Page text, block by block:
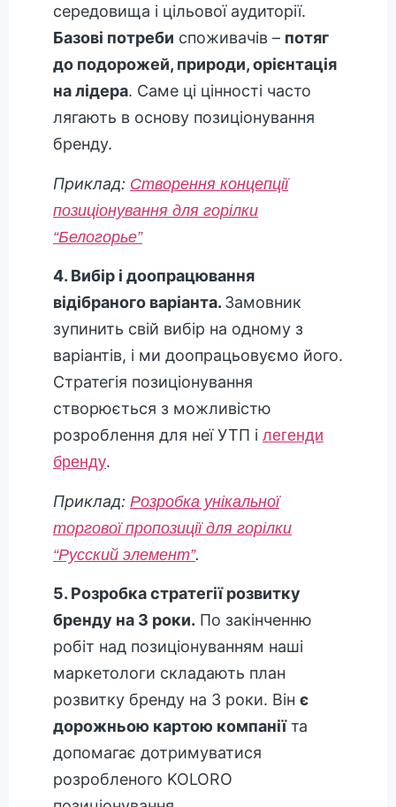
середовища і цільової аудиторії.
Базові потреби споживачів – потяг
до подорожей, природи, орієнтація
на лідера. Саме ці цінності часто
лягають в основу позиціонування
бренду.
Приклад: Створення концепції
позиціонування для горілки
“Белогорье”
4. Вибір і доопрацювання
відібраного варіанта. Замовник
зупинить свій вибір на одному з
варіантів, і ми доопрацьовуємо його.
Стратегія позиціонування
створюється з можливістю
розроблення для неї УТП і легенди
бренду.
Приклад: Розробка унікальної
торгової пропозиції для горілки
“Русский элемент”.
5. Розробка стратегії розвитку
бренду на 3 роки. По закінченню
робіт над позиціонуванням наші
маркетологи складають план
розвитку бренду на 3 роки. Він є
дорожньою картою компаніїта
допомагає дотримуватися
розробленого KOLORO